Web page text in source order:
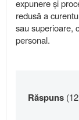
expunere și
redusă a
sau superioare,
personal.
Răspuns